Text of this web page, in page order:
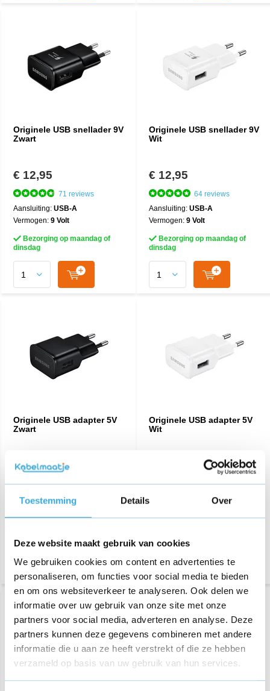
Toestemming Details Over
Deze website maakt gebruik van cookies
We gebruiken cookies om content en advertenties te
personaliseren, om functies voor social media te bieden
en om ons websiteverkeer te analyseren. Ook delen we
informatie over uw gebruik van onze site met onze
partners voor social media, adverteren en analyse. Deze
partners kunnen deze gegevens combineren met andere
informatie die u aan ze heeft verstrekt of die ze hebben
verzameld op basis van uw gebruik van hun services.
Originele USB snellader 9V
Zwart
€ 12,95
71 reviews
Aansluiting: USB-A
Vermogen: 9 Volt
Bezorging op maandag of
dinsdag
Originele USB snellader 9V
Wit
€ 12,95
64 reviews
Aansluiting: USB-A
Vermogen: 9 Volt
Bezorging op maandag of
dinsdag
Originele USB adapter 5V
Zwart
€ 12,95
57 reviews
Aansluiting:USB-A
dinsdag
Originele USB adapter 5V
Wit
61 reviews
Aansluiting:
USB-A
dinsdag